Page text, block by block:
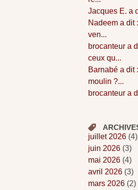
Jacques E. a
Nadeem a dit
ven...
brocanteur a
ceux qu...
Barnabé a dit
moulin ?...
brocanteur a
juillet 2026 (4)
juin 2026 (3)
mai 2026 (4)
avril 2026 (3)
mars 2026 (2)